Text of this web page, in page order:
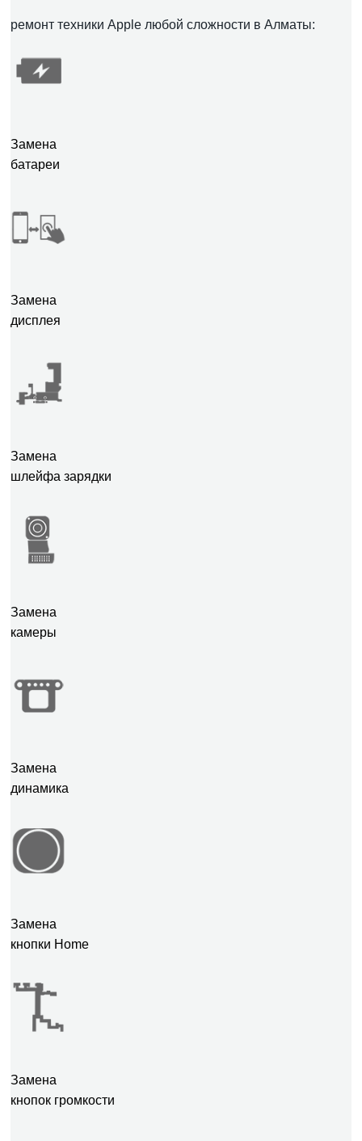
ремонт техники Apple любой сложности в Алматы:
Замена
батареи
Замена
дисплея
Замена
шлейфа зарядки
Замена
камеры
Замена
динамика
Замена
кнопки Home
Замена
кнопок громкости